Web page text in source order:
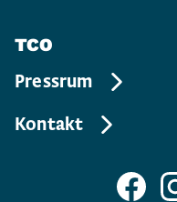
TCO
Pressrum
Kontakt